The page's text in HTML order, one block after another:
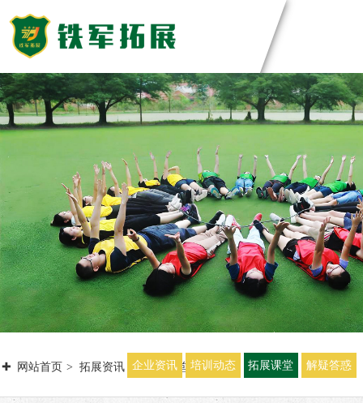
主题团建活动
领导力系列
主题团建系列
匠人制作系列
音乐释压系列
数字团建系列
文化赋能系列
组织运动系列
团建基地
深圳基地
东莞基地
惠州基地
佛山基地
清远基地
河源基地
案例展示
创新科技公司
生产制造企业
银行保险证券
服务顾问资询
教培政企机构
定制化方案
视频中心
教练团队
联系我们
网站首页 拓展资讯 拓展课堂
企业资讯 培训动态 拓展课堂 解疑答惑